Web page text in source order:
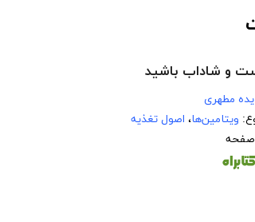
و شاداب باشید
مطهری
ویتامین‌ها، اصول تغذیه